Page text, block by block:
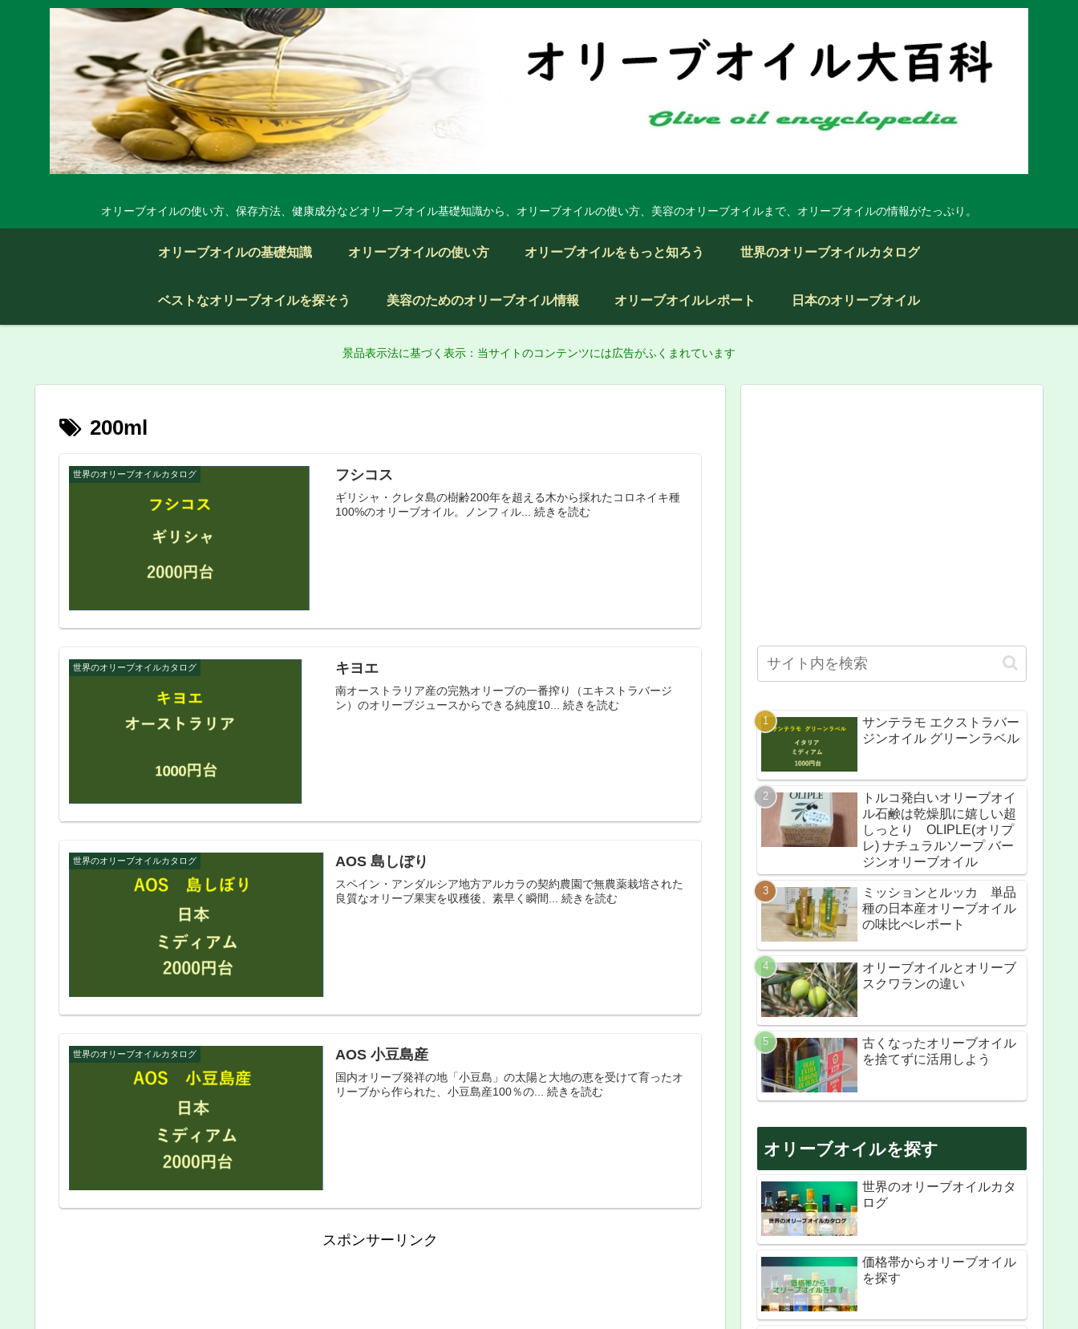
オリーブオイルの使い方、保存方法、健康成分などオリーブオイル基礎知識から、オリーブオイルの使い方、美容のオリーブオイルまで、オリーブオイルの情報がたっぷり。
オリーブオイルの基礎知識 オリーブオイルの使い方 オリーブオイルをもっと知ろう 世界のオリーブオイルカタログ
ベストなオリーブオイルを探そう 美容のためのオリーブオイル情報 オリーブオイルレポート 日本のオリーブオイル
景品表示法に基づく表示：当サイトのコンテンツには広告がふくまれています
200ml
世界のオリーブオイルカタログ フシコス
ギリシャ・クレタ島の樹齢200年を超える木から採れたコロネイキ種
100%のオリーブオイル。ノンフィル... 続きを読む
世界のオリーブオイルカタログ キヨエ
南オーストラリア産の完熟オリーブの一番搾り（エキストラバージ
ン）のオリーブジュースからできる純度10... 続きを読む
世界のオリーブオイルカタログ AOS 島しぼり
スペイン・アンダルシア地方アルカラの契約農園で無農薬栽培された
良質なオリーブ果実を収穫後、素早く瞬間... 続きを読む
世界のオリーブオイルカタログ AOS 小豆島産
国内オリーブ発祥の地「小豆島」の太陽と大地の恵を受けて育ったオ
リーブから作られた、小豆島産100％の... 続きを読む
スポンサーリンク
サンテラモ エクストラバー
ジンオイル グリーンラベル
トルコ発白いオリーブオイ
ル石鹸は乾燥肌に嬉しい超
しっとり OLIPLE(オリプ
レ) ナチュラルソープ バー
ジンオリーブオイル
ミッションとルッカ 単品
種の日本産オリーブオイル
の味比べレポート
オリーブオイルとオリーブ
スクワランの違い
古くなったオリーブオイル
を捨てずに活用しよう
オリーブオイルを探す
世界のオリーブオイルカタ
ログ
価格帯からオリーブオイル
を探す